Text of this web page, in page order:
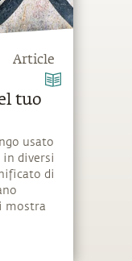
Article
tuo
usato
diversi
di
mostra